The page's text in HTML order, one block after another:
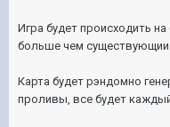
Игра будет происходить
больше чем
Карта будет рэндомно
проливы, все будет